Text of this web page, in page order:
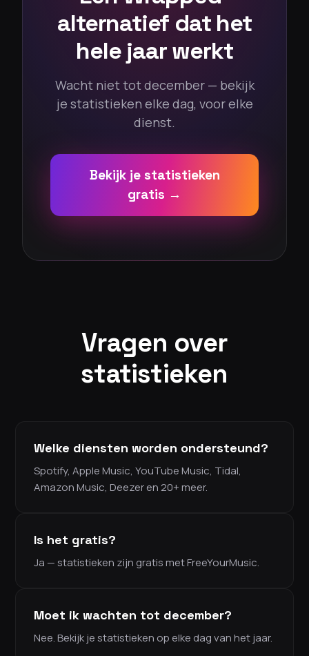
alternatief dat het
hele jaar werkt
Wacht niet tot december — bekijk
je statistieken elke dag, voor elke
dienst.
Bekijk je statistieken
gratis →
Vragen over
statistieken
Welke diensten worden ondersteund?
Spotify, Apple Music, YouTube Music, Tidal,
Amazon Music, Deezer en 20+ meer.
Is het gratis?
Ja — statistieken zijn gratis met FreeYourMusic.
Moet ik wachten tot december?
Nee. Bekijk je statistieken op elke dag van het jaar.